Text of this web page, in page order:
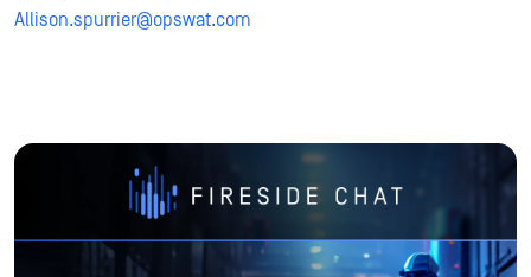
Allison.spurrier@opswat.com